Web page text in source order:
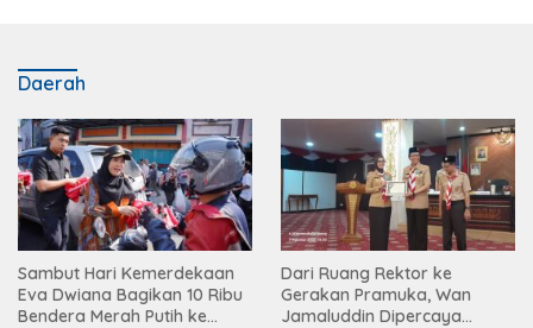
Daerah
Sambut Hari Kemerdekaan
Eva Dwiana Bagikan 10 Ribu
Bendera Merah Putih ke
Dari Ruang Rektor ke
Gerakan Pramuka, Wan
Jamaluddin Dipercaya